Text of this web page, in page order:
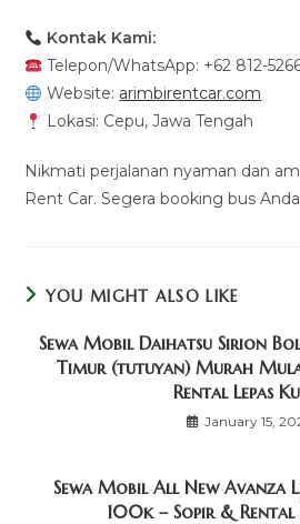
Kontak Kami:
Telepon/WhatsApp: +62 812-
Website: arimbirentcar.com
Lokasi: Cepu, Jawa Tengah
Nikmati perjalanan nyaman dan
Rent Car. Segera booking bus
YOU MIGHT ALSO LIKE
Sewa Mobil Daihatsu Sirion
Timur (tutuyan) Murah
Rental Lepas
January 15,
Sewa Mobil All New Avanza
100k – Sopir & Rental